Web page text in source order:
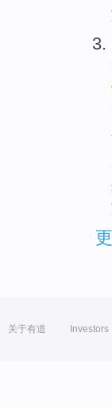
关于有道 Investors